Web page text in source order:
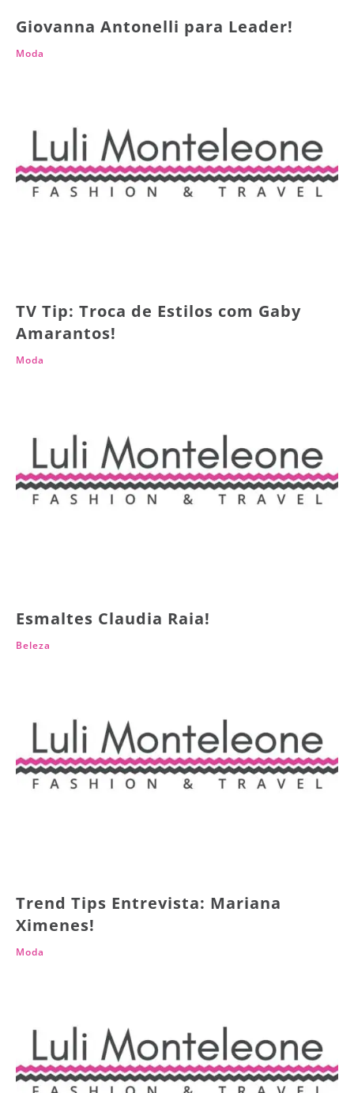
Giovanna Antonelli para Leader!
Moda
TV Tip: Troca de Estilos com Gaby
Amarantos!
Moda
Esmaltes Claudia Raia!
Beleza
Trend Tips Entrevista: Mariana
Ximenes!
Moda